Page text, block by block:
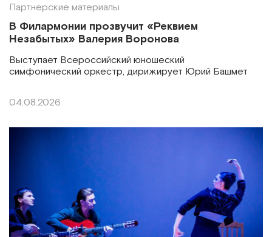
Партнерские материалы
В Филармонии прозвучит «Реквием
Незабытых» Валерия Воронова
Выступает Всероссийский юношеский
симфонический оркестр, дирижирует Юрий Башмет
04.08.2026